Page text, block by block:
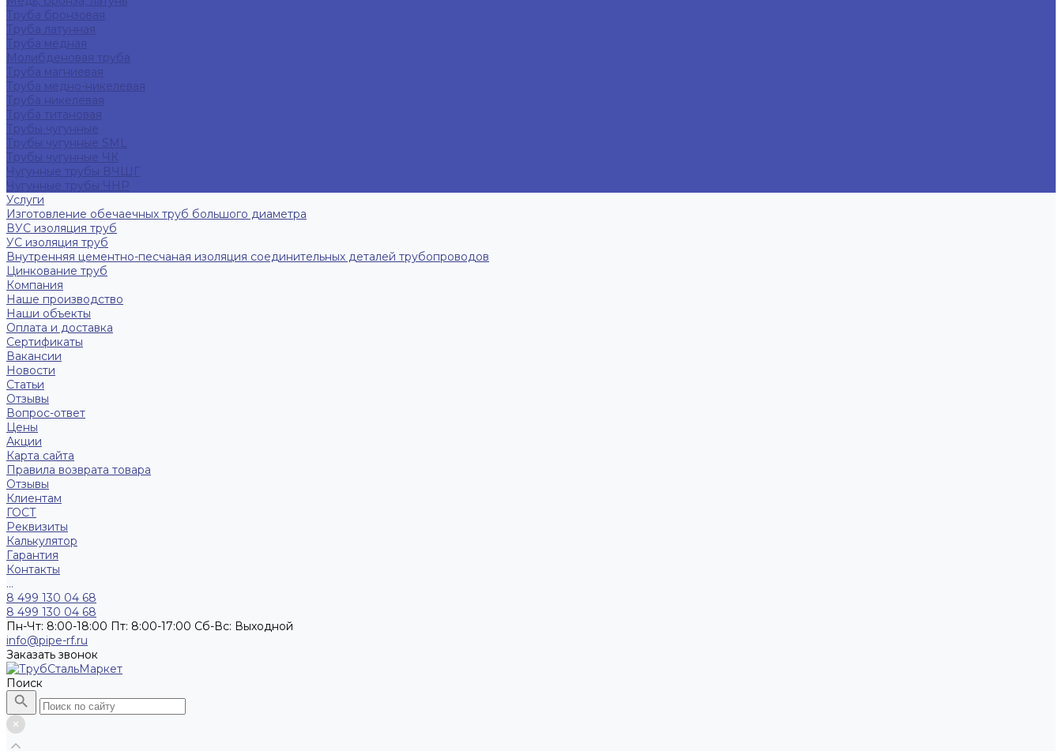
Труба бронзовая
Труба латунная
Труба медная
Молибденовая труба
Труба магниевая
Труба медно-никелевая
Труба никелевая
Труба титановая
Трубы чугунные
Трубы чугунные SML
Трубы чугунные ЧК
Чугунные трубы ВЧШГ
Чугунные трубы ЧНР
Услуги
Изготовление обечаечных труб большого диаметра
ВУС изоляция труб
УС изоляция труб
Внутренняя цементно-песчаная изоляция соединительных деталей трубопроводов
Цинкование труб
Компания
Наше производство
Наши объекты
Оплата и доставка
Сертификаты
Вакансии
Новости
Статьи
Отзывы
Вопрос-ответ
Цены
Акции
Карта сайта
Правила возврата товара
Отзывы
Клиентам
ГОСТ
Реквизиты
Калькулятор
Гарантия
Контакты
...
8 499 130 04 68
8 499 130 04 68
Пн-Чт: 8:00-18:00 Пт: 8:00-17:00 Сб-Вс: Выходной
info@pipe-rf.ru
Заказать звонок
Поиск